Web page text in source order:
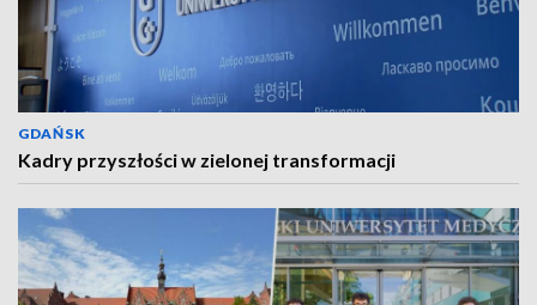
GDAŃSK
Kadry przyszłości w zielonej transformacji